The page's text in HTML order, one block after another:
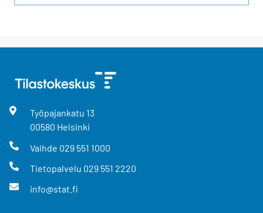
Työpajankatu 13
00580 Helsinki
Vaihde 029 551 1000
Tietopalvelu 029 551 2220
info@stat.fi